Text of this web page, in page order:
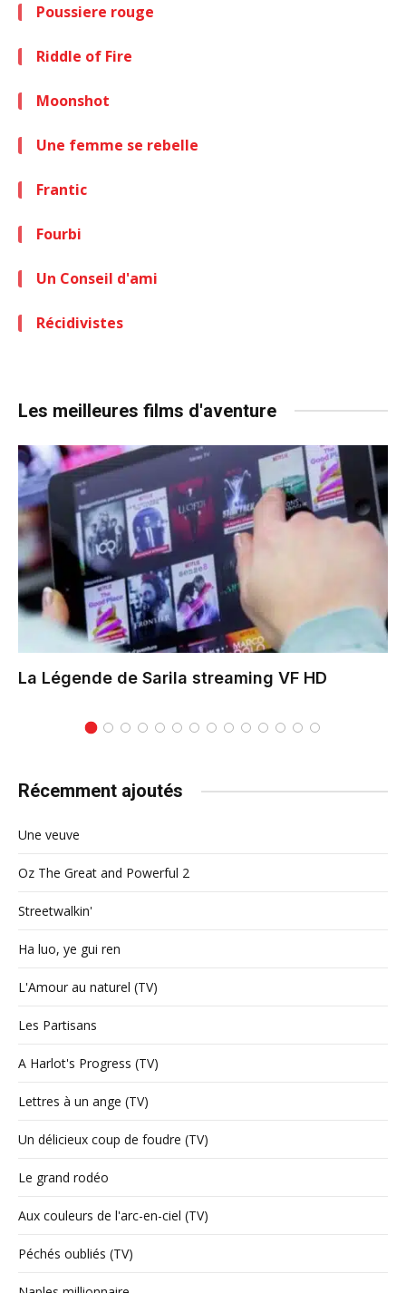
Poussiere rouge
Riddle of Fire
Moonshot
Une femme se rebelle
Frantic
Fourbi
Un Conseil d'ami
Récidivistes
Les meilleures films d'aventure
La Légende de Sarila streaming VF HD
Récemment ajoutés
Une veuve
Oz The Great and Powerful 2
Streetwalkin'
Ha luo, ye gui ren
L'Amour au naturel (TV)
Les Partisans
A Harlot's Progress (TV)
Lettres à un ange (TV)
Un délicieux coup de foudre (TV)
Le grand rodéo
Aux couleurs de l'arc-en-ciel (TV)
Péchés oubliés (TV)